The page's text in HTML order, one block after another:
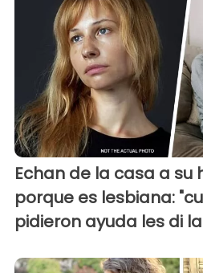
Echan de la casa a su
porque es lesbiana:
pidieron ayuda les di